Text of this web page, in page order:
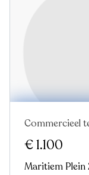
Nieuw
Commercieel
€ 1.100
Maritiem